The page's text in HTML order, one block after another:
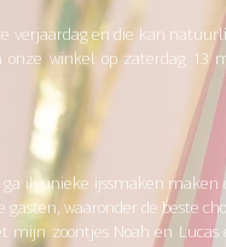
verjaardag en die kan
onze winkel op zaterdag 13
ga ik unieke ijssmaken
gasten, waaronder de beste
mijn zoontjes Noah en